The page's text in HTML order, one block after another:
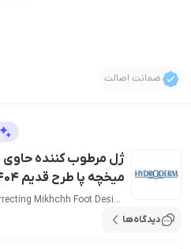
میخچه پا طرح قدیم 1404 حجم 30 میل هیدرودرم
Mikhchh Foot Design
Old 1404 30 ml Hydroderm
دیدگاه‌ها